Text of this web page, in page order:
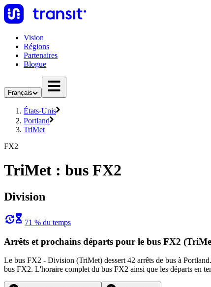
Vision
Régions
Partenaires
Blogue
Français
États-Unis
Portland
TriMet
FX2
TriMet : bus FX2
Division
71 % du temps
Arrêts et prochains départs pour le bus FX2
Le bus FX2 - Division (TriMet) dessert 42 arrêts de bus à
bus FX2. L'horaire complet du bus FX2 ainsi que les départs en